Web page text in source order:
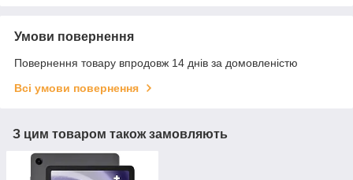
Умови повернення
Повернення товару впродовж 14 днів за домовленістю
Всі умови повернення
З цим товаром також замовляють